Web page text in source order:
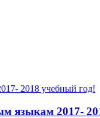
языкам 2017-